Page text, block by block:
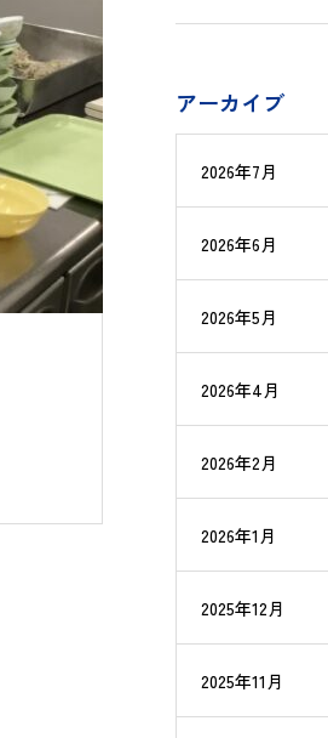
アーカイブ
2026年7月
2026年6月
2026年5月
2026年4月
2026年2月
2026年1月
2025年12月
2025年11月